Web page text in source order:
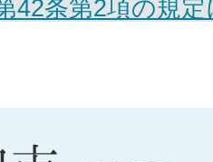
42条第2項の規